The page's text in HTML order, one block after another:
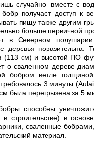
случайно, вместе с
бобр получает доступ к
пищу также другим
больше первичной
в Северном
деревья поразительна.
(113 см) и высотой ПО
о сваленном дереве
бобром ветле
3 минуты
была перегрызена за 5
способны
в
сваленные
материал.